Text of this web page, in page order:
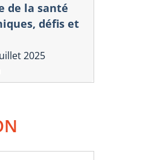
de la santé
défis et
2025